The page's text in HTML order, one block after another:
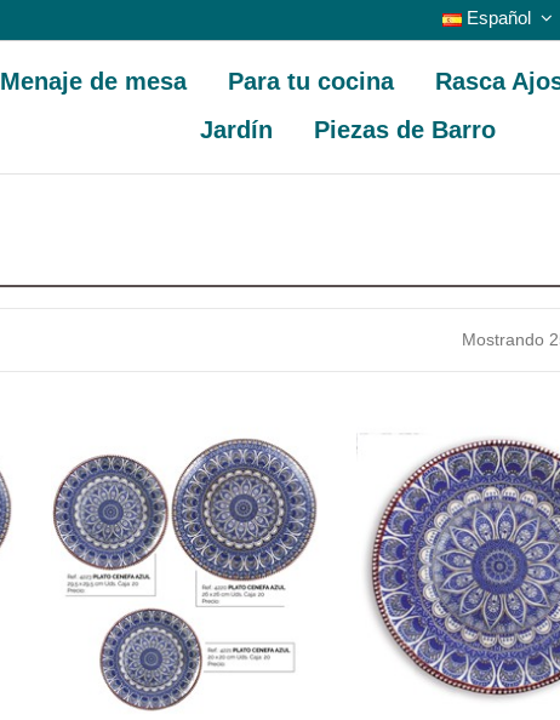
Español
Menaje de mesa Para tu cocina Rasca
Jardín
Piezas de Barro
Mostrando